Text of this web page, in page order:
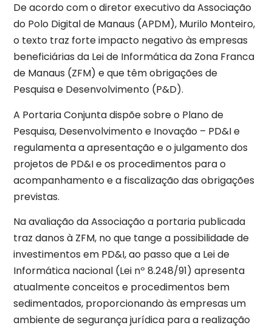
De acordo com o diretor executivo da Associação
do Polo Digital de Manaus (APDM), Murilo Monteiro,
o texto traz forte impacto negativo às empresas
beneficiárias da Lei de Informática da Zona Franca
de Manaus (ZFM) e que têm obrigações de
Pesquisa e Desenvolvimento (P&D).
A Portaria Conjunta dispõe sobre o Plano de
Pesquisa, Desenvolvimento e Inovação – PD&I e
regulamenta a apresentação e o julgamento dos
projetos de PD&I e os procedimentos para o
acompanhamento e a fiscalização das obrigações
previstas.
Na avaliação da Associação a portaria publicada
traz danos à ZFM, no que tange a possibilidade de
investimentos em PD&I, ao passo que a Lei de
Informática nacional (Lei nº 8.248/91) apresenta
atualmente conceitos e procedimentos bem
sedimentados, proporcionando às empresas um
ambiente de segurança jurídica para a realização